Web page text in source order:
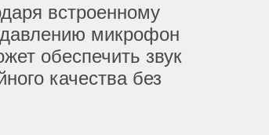
встроенному
микрофон
обеспечить звук
качества без